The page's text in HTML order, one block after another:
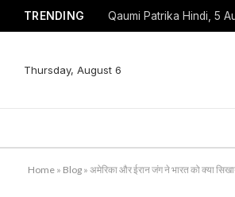
TRENDING Qaumi Patrika Hindi, 5
Thursday, August 6
Home » Blog » अमेरिका और ईरान जंग ने भारत को क्या